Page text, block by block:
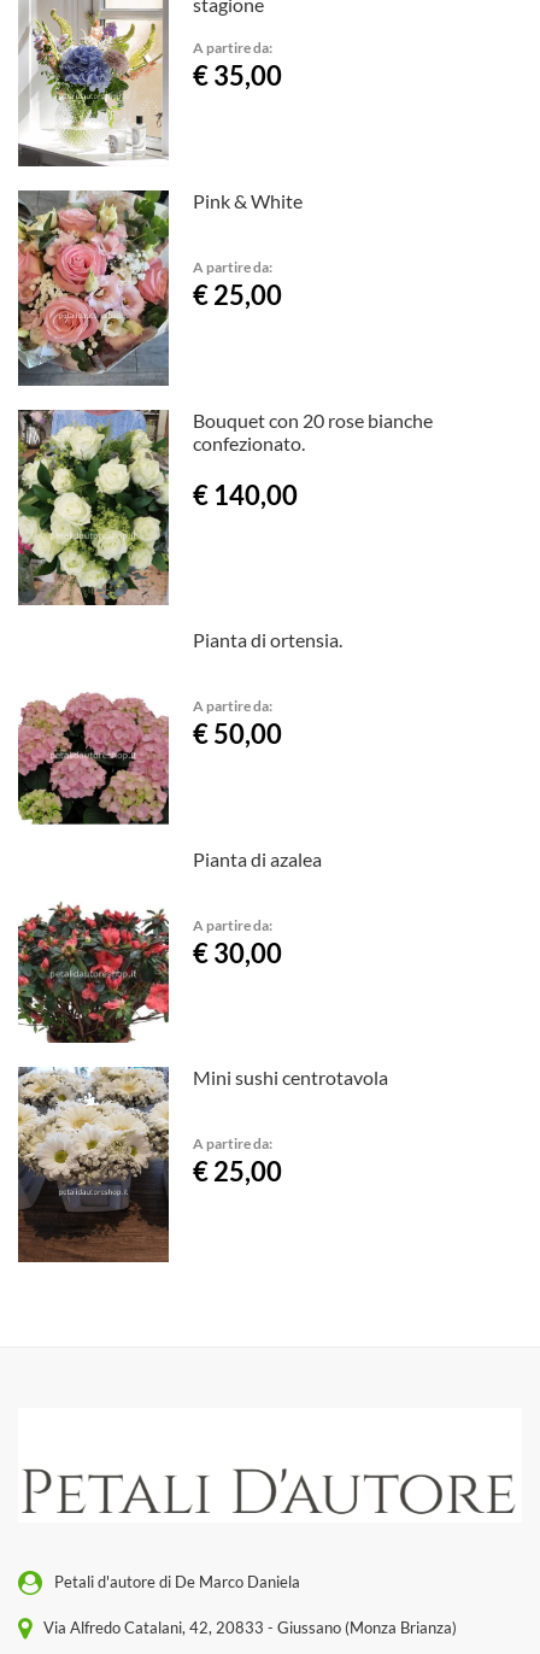
stagione
A partire da:
€ 35,00
Pink & White
A partire da:
€ 25,00
Bouquet con 20 rose bianche
confezionato.
€ 140,00
Pianta di ortensia.
A partire da:
€ 50,00
Pianta di azalea
A partire da:
€ 30,00
Mini sushi centrotavola
A partire da:
€ 25,00
Petali d'autore di De Marco Daniela
Via Alfredo Catalani, 42, 20833 - Giussano (Monza Brianza)